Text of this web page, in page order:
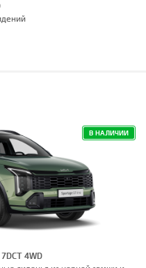
В НАЛИЧИИ
4WD